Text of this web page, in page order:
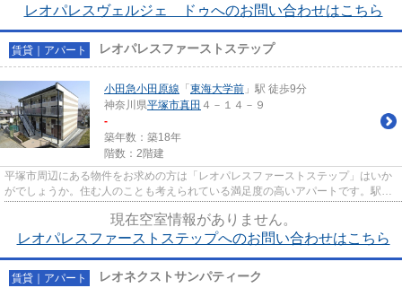
レオパレスヴェルジェ ドゥへのお問い合わせはこちら
賃貸｜アパート レオパレスファーストステップ
小田急小田原線 「東海大学前 」駅 徒歩9分
神奈川県平塚市真田 ４－１４－９
-
築年数：築18年
階数：2階建
平塚市周辺にある物件をお求めの方は「レオパレスファーストステップ」はいか
がでしょうか。住む人のことも考えられている満足度の高いアパートです。駅か
ら徒歩9分の物件で、アクセス...
現在空室情報がありません。
レオパレスファーストステップへのお問い合わせはこちら
賃貸｜アパート レオネクストサンパティーク